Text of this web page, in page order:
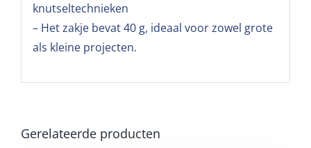
knutseltechnieken
– Het zakje bevat 40 g, ideaal voor zowel grote
als kleine projecten.
Gerelateerde producten